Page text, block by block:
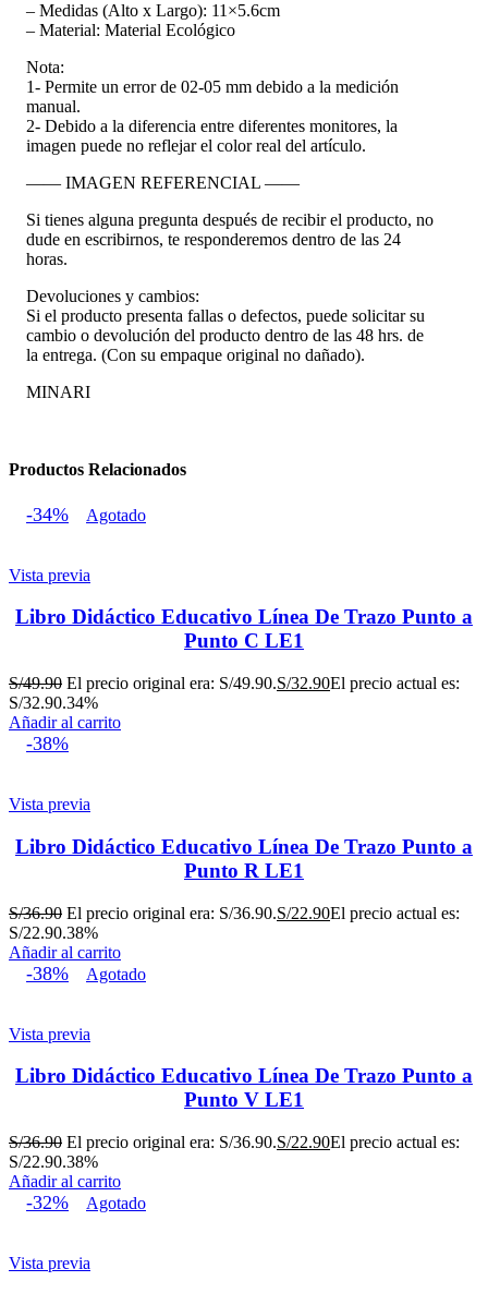
– Medidas (Alto x Largo): 11×5.6cm
– Material: Material Ecológico
Nota:
1- Permite un error de 02-05 mm debido a la medición
manual.
2- Debido a la diferencia entre diferentes monitores, la
imagen puede no reflejar el color real del artículo.
—— IMAGEN REFERENCIAL ——
Si tienes alguna pregunta después de recibir el producto, no
dude en escribirnos, te responderemos dentro de las 24
horas.
Devoluciones y cambios:
Si el producto presenta fallas o defectos, puede solicitar su
cambio o devolución del producto dentro de las 48 hrs. de
la entrega. (Con su empaque original no dañado).
MINARI
Productos Relacionados
-34% Agotado
Vista previa
Libro Didáctico Educativo Línea De Trazo Punto a
Punto C LE1
S/49.90 El precio original era: S/49.90.S/32.90El precio actual es:
S/32.90.34%
Añadir al carrito
-38%
Vista previa
Libro Didáctico Educativo Línea De Trazo Punto a
Punto R LE1
S/36.90 El precio original era: S/36.90.S/22.90El precio actual es:
S/22.90.38%
Añadir al carrito
-38% Agotado
Vista previa
Libro Didáctico Educativo Línea De Trazo Punto a
Punto V LE1
S/36.90 El precio original era: S/36.90.S/22.90El precio actual es:
S/22.90.38%
Añadir al carrito
-32% Agotado
Vista previa